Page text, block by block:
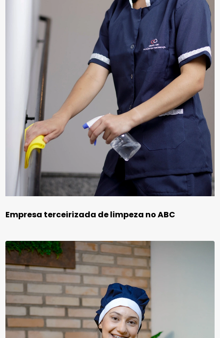
Empresa terceirizada de limpeza no ABC